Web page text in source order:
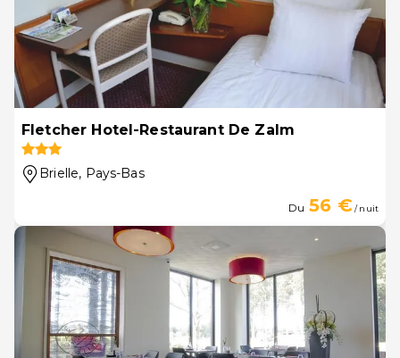
Fletcher Hotel-Restaurant De Zalm
Brielle, Pays-Bas
Du 56 €/ nuit